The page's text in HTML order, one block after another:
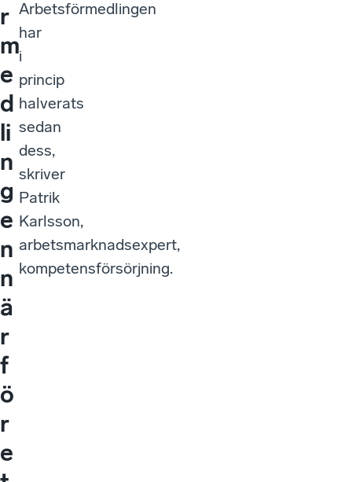
r
m
e
d
li
n
g
e
n
n
ä
r
f
ö
r
e
Arbetsförmedlingen
har
i
princip
halverats
sedan
dess,
skriver
Patrik
Karlsson,
arbetsmarknadsexpert,
kompetensförsörjning.